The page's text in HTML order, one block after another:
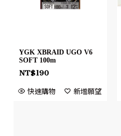
YGK XBRAID UGO V6
SOFT 100m
NT$190
快速購物 新增願望